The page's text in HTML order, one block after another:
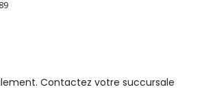
Contactez votre succursale